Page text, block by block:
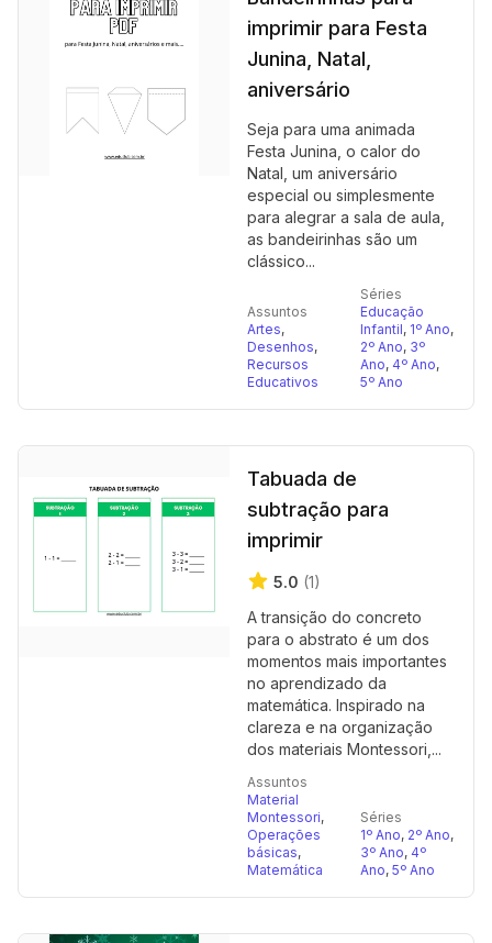
imprimir para Festa
Junina, Natal,
aniversário
Seja para uma animada
Festa Junina, o calor do
Natal, um aniversário
especial ou simplesmente
para alegrar a sala de aula,
as bandeirinhas são um
clássico...
Assuntos
Artes,
Desenhos,
Recursos
Educativos
Séries
Educação
Infantil, 1º Ano,
2º Ano, 3º
Ano, 4º Ano,
5º Ano
Tabuada de
subtração para
imprimir
5.0 (1)
A transição do concreto
para o abstrato é um dos
momentos mais importantes
no aprendizado da
matemática. Inspirado na
clareza e na organização
dos materiais Montessori,...
Assuntos
Material
Montessori,
Operações
básicas,
Matemática
Séries
1º Ano, 2º Ano,
3º Ano, 4º
Ano, 5º Ano